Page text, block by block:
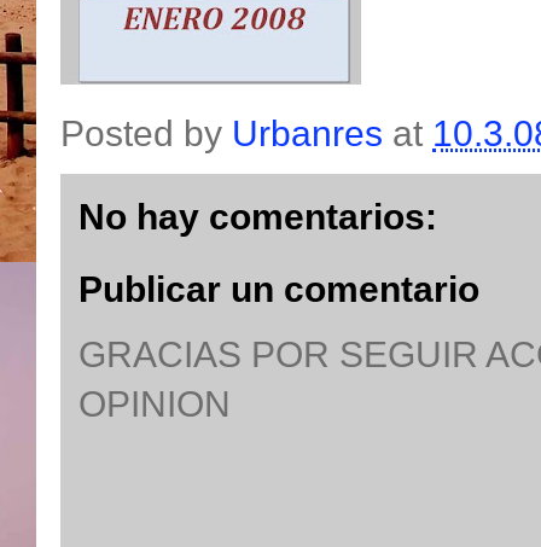
Posted by Urbanres at
No hay comentarios:
Publicar un comentario
GRACIAS POR SEGUIR
OPINION